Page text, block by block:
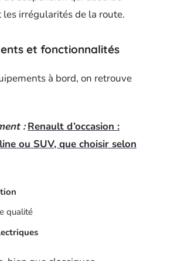
irrégularités de la route.
et fonctionnalités
à bord, on retrouve
: Renault d’occasion :
ou SUV, que choisir selon
qualité